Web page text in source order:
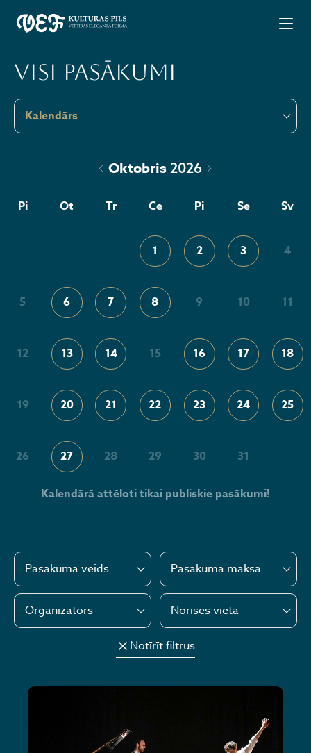
Oktobris 2026
Pi Ot Tr Ce Pi Se Sv
1 2 3 4
5 6 7 8 9 10 11
12 13 14 15 16 17 18
19 20 21 22 23 24 25
26 27 28 29 30 31
Kalendārā attēloti tikai publiskie pasākumi!
Visi pasākumi
Pasākuma veids Pasākuma maksa
Organizators Norises vieta
Notīrīt filtrus
Kalendārs